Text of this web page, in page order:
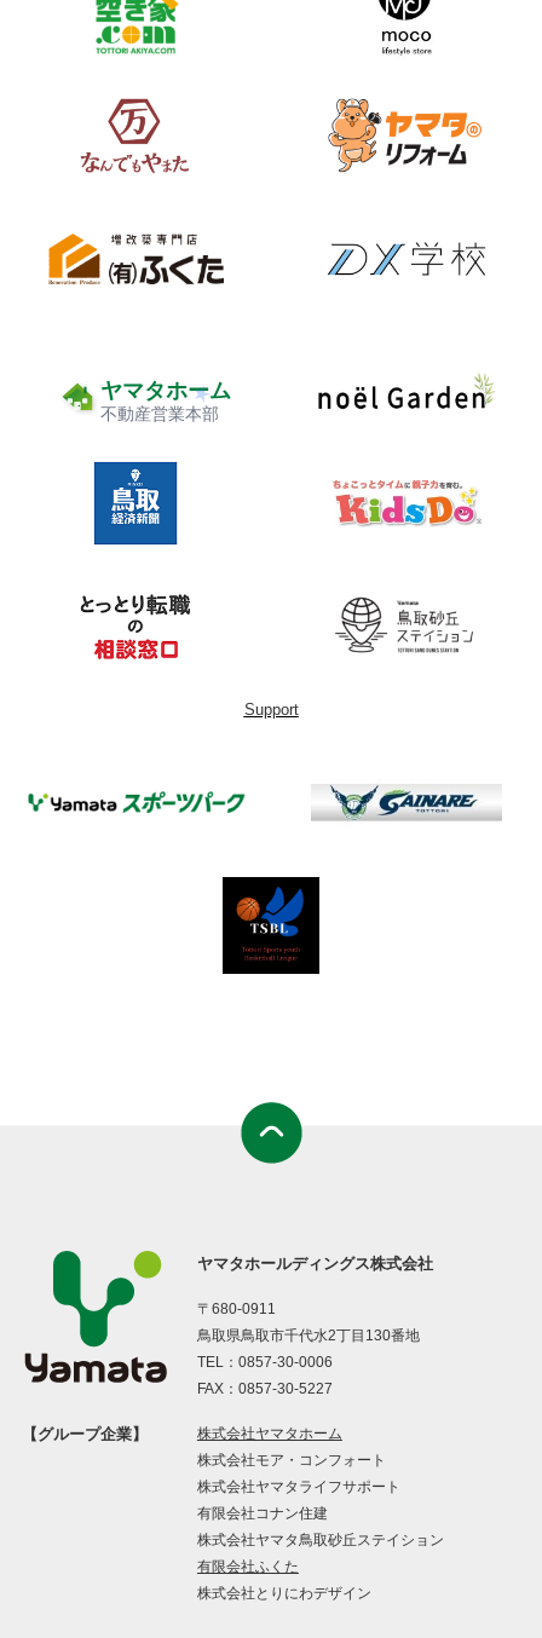
ヤマタホーム
不動産営業本部
Support
【グループ企業】
ヤマタホールディングス株式会社
〒680-0911
鳥取県鳥取市千代水2丁目130番地
TEL： 0857-30-0006
FAX：0857-30-5227
株式会社ヤマタホーム
株式会社モア・コンフォート
株式会社ヤマタライフサポート
有限会社コナン住建
株式会社ヤマタ鳥取砂丘ステイション
有限会社ふくた
株式会社とりにわデザイン